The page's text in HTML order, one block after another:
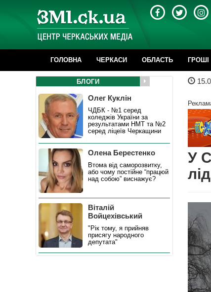
ГОЛОВНА ЧЕРКАСИ ОБЛАСТЬ ГРОШІ
У
БЛОГИ
Олег Куклін
ЧДБК - №1 серед
коледжів України за
результатами НМТ та №2
серед ліцеїв Черкащини
Олена Берестенко
Втома від саморозвитку,
або чому постійне “працюй
над собою” виснажує?
Віталій
Войцехівський
"Рік тому, я прийняв
присягу народного
депутата"